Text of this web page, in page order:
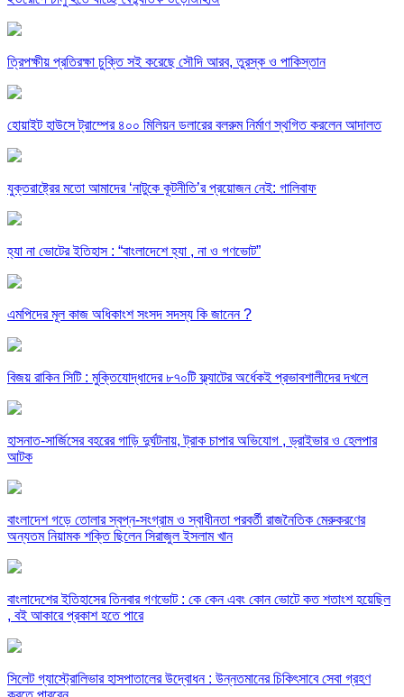
ত্রিপক্ষীয় প্রতিরক্ষা চুক্তি সই করেছে সৌদি আরব, তুরস্ক ও পাকিস্তান
হোয়াইট হাউসে ট্রাম্পের ৪০০ মিলিয়ন ডলারের বলরুম নির্মাণ স্থগিত করলেন আদালত
যুক্তরাষ্ট্রের মতো আমাদের ‘নাটুকে কূটনীতি’র প্রয়োজন নেই: গালিবাফ
হ্যা না ভোটের ইতিহাস : “বাংলাদেশে হ্যা , না ও গণভোট”
এমপিদের মূল কাজ অধিকাংশ সংসদ সদস্য কি জানেন ?
বিজয় রাকিন সিটি : মুক্তিযোদ্ধাদের ৮৭০টি ফ্ল্যাটের অর্ধেকই প্রভাবশালীদের দখলে
হাসনাত-সার্জিসের বহরের গাড়ি দুর্ঘটনায়, ট্রাক চাপার অভিযোগ , ড্রাইভার ও হেলপার
আটক
বাংলাদেশ গড়ে তোলার স্বপ্ন-সংগ্রাম ও স্বাধীনতা পরবর্তী রাজনৈতিক মেরুকরণের
অন্যতম নিয়ামক শক্তি ছিলেন সিরাজুল ইসলাম খান
বাংলাদেশের ইতিহাসের তিনবার গণভোট : কে কেন এবং কোন ভোটে কত শতাংশ হয়েছিল
, বই আকারে প্রকাশ হতে পারে
সিলেট গ্যাস্ট্রোলিভার হাসপাতালের উদ্বোধন : উন্নতমানের চিকিৎসাবে সেবা গ্রহণ